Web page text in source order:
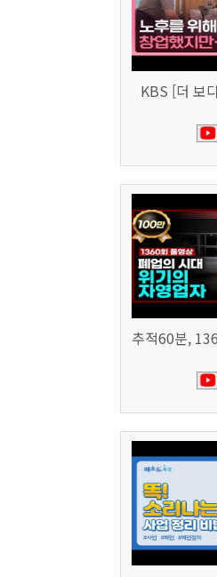
KBS [더 보